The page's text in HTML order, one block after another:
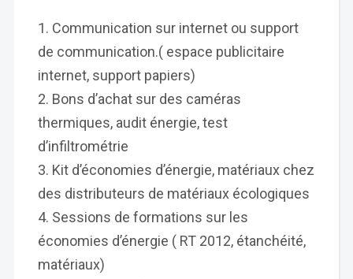
Communication sur internet ou support
de communication.( espace publicitaire
internet, support papiers)
Bons d’achat sur des caméras
thermiques, audit énergie, test
d’infiltrométrie
Kit d’économies d’énergie, matériaux chez
des distributeurs de matériaux écologiques
Sessions de formations sur les
économies d’énergie ( RT 2012, étanchéité,
matériaux)